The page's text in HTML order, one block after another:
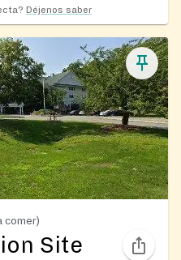
Déjenos saber
comer)
Site